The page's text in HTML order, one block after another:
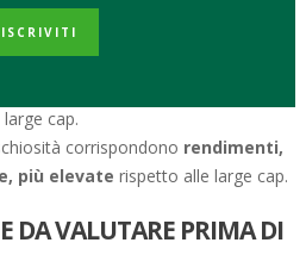
determina anche altre
definiscono:
cap.
corrispondono rendimenti,
più elevate rispetto alle large cap.
DA VALUTARE PRIMA DI
ISCRIVITI